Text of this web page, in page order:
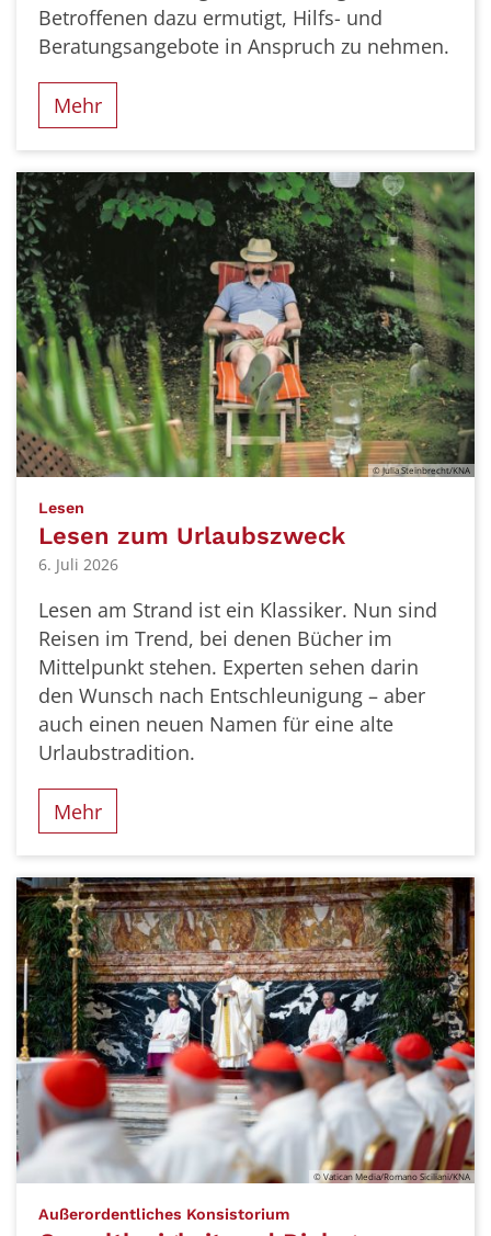
Betroffenen dazu ermutigt, Hilfs- und
Beratungsangebote in Anspruch zu nehmen.
Mehr
© Julia Steinbrecht/KNA
Lesen
Lesen zum Urlaubszweck
6. Juli 2026
Lesen am Strand ist ein Klassiker. Nun sind
Reisen im Trend, bei denen Bücher im
Mittelpunkt stehen. Experten sehen darin
den Wunsch nach Entschleunigung – aber
auch einen neuen Namen für eine alte
Urlaubstradition.
Mehr
© Vatican Media/Romano Siciliani/KNA
Außerordentliches Konsistorium